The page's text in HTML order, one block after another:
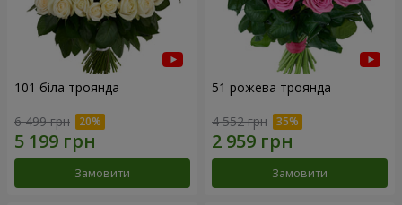
101 біла троянда
6 499 грн
Замовити
51 рожева троянда
4 552 грн
Замовити